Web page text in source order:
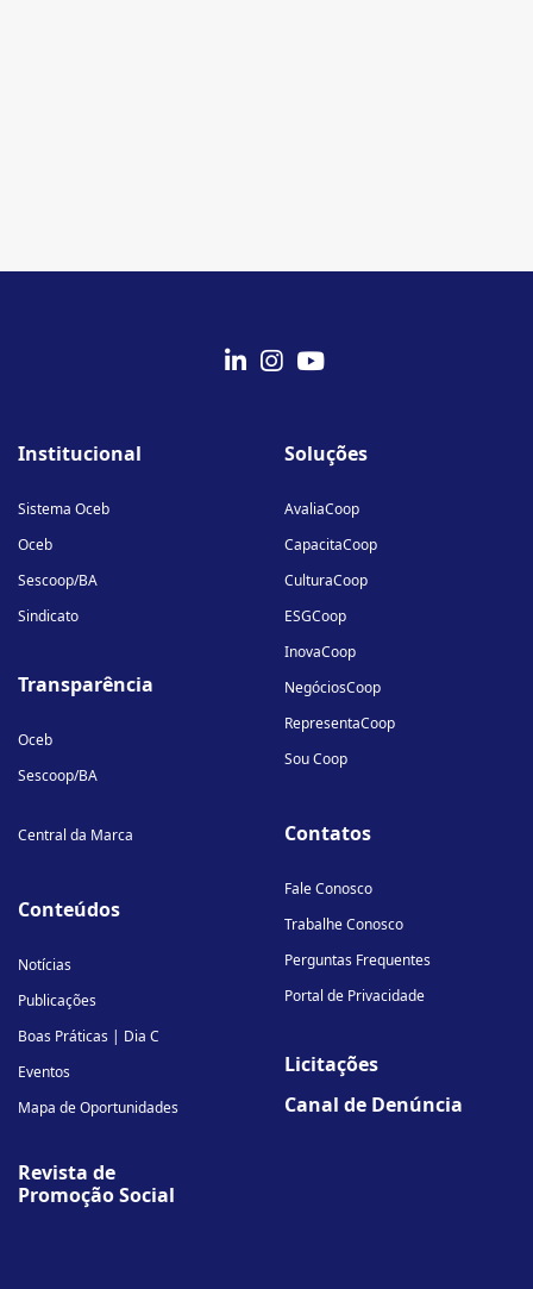
linkedin-
instagram
youtube
Institucional
Sistema Oceb
Oceb
Sescoop/BA
Sindicato
Transparência
Oceb
Sescoop/BA
Central da Marca
Conteúdos
Notícias
Publicações
Boas Práticas | Dia C
Eventos
Mapa de Oportunidades
Revista de
Promoção Social
Soluções
AvaliaCoop
CapacitaCoop
CulturaCoop
ESGCoop
InovaCoop
NegóciosCoop
RepresentaCoop
Sou Coop
Contatos
Fale Conosco
Trabalhe Conosco
Perguntas Frequentes
Portal de Privacidade
Licitações
Canal de Denúncia